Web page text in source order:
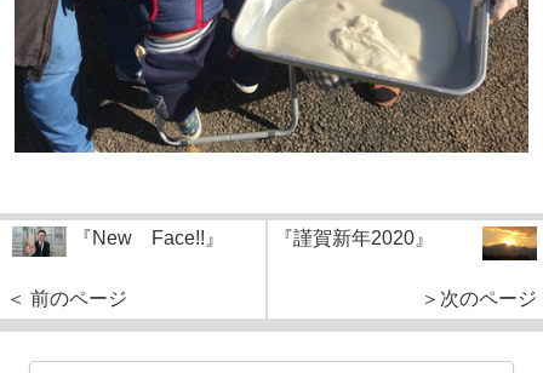
『New Face!!』
＜ 前のページ
『謹賀新年2020』
＞次のページ